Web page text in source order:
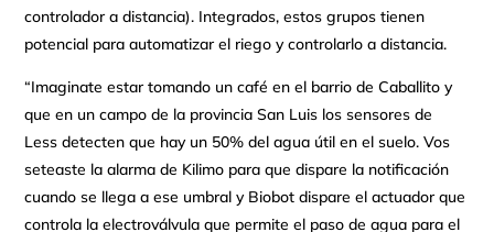
controlador a distancia). Integrados, estos grupos tienen
potencial para automatizar el riego y controlarlo a distancia.
“Imaginate estar tomando un café en el barrio de Caballito y
que en un campo de la provincia San Luis los sensores de
Less detecten que hay un 50% del agua útil en el suelo. Vos
seteaste la alarma de Kilimo para que dispare la notificación
cuando se llega a ese umbral y Biobot dispare el actuador que
controla la electroválvula que permite el paso de agua para el